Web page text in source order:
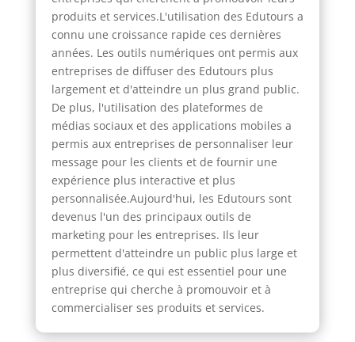
produits et services.L'utilisation des Edutours a
connu une croissance rapide ces dernières
années. Les outils numériques ont permis aux
entreprises de diffuser des Edutours plus
largement et d'atteindre un plus grand public.
De plus, l'utilisation des plateformes de
médias sociaux et des applications mobiles a
permis aux entreprises de personnaliser leur
message pour les clients et de fournir une
expérience plus interactive et plus
personnalisée.Aujourd'hui, les Edutours sont
devenus l'un des principaux outils de
marketing pour les entreprises. Ils leur
permettent d'atteindre un public plus large et
plus diversifié, ce qui est essentiel pour une
entreprise qui cherche à promouvoir et à
commercialiser ses produits et services.